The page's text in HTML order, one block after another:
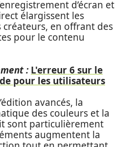
d’écran et
élargissent les
en offrant des
pour le contenu
: L'erreur 6 sur le
pour les utilisateurs
avancés, la
des couleurs et la
sont particulièrement
augmentent la